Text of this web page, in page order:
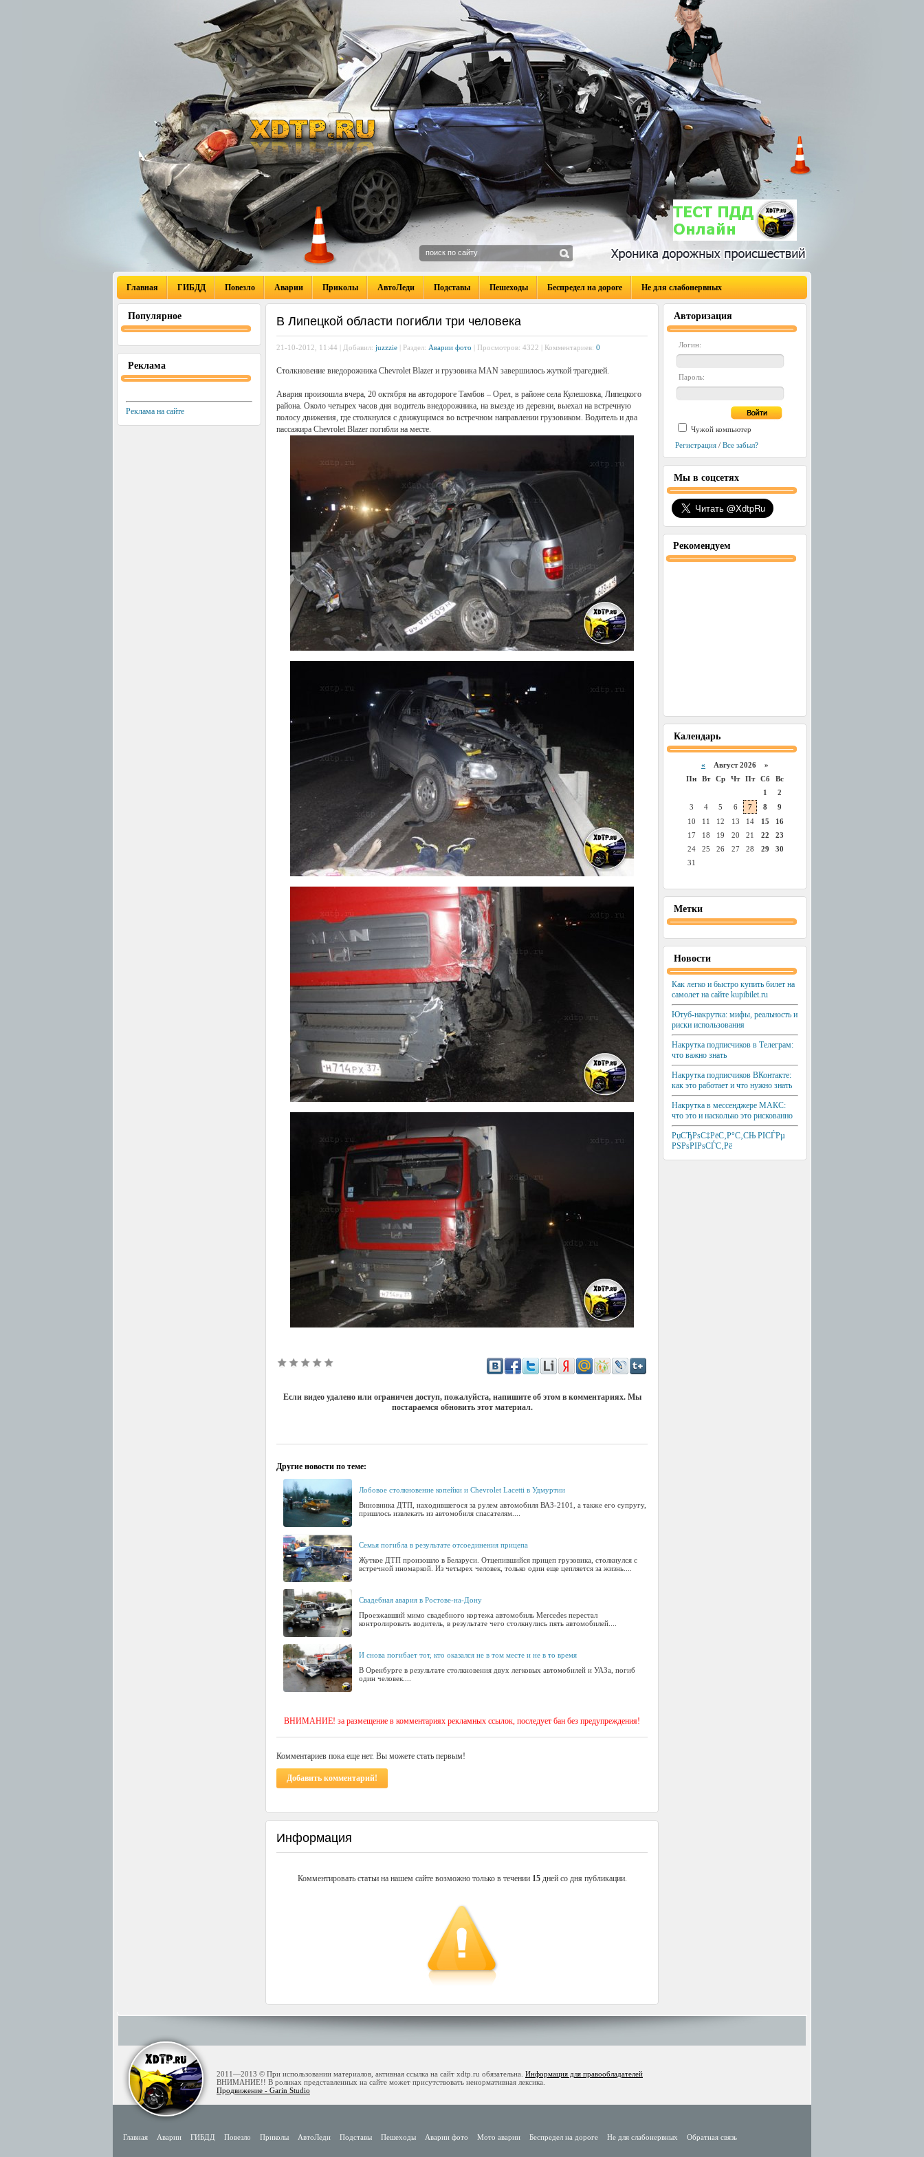
Главная ГИБДД Повезло Аварии Приколы АвтоЛеди Подставы Пешеходы Беспредел на дороге Не для слабонервных
Популярное
Реклама
Реклама на сайте
В Липецкой области погибли три человека
21-10-2012, 11:44 | Добавил: juzzzie | Раздел: Аварии фото | Просмотров: 4322 | Комментариев: 0
Столкновение внедорожника Chevrolet Blazer и грузовика MAN завершилось жуткой трагедией.
Авария произошла вчера, 20 октября на автодороге Тамбов – Орел, в районе села Кулешовка, Липецкого
района. Около четырех часов дня водитель внедорожника, на выезде из деревни, выехал на встречную
полосу движения, где столкнулся с движущимся во встречном направлении грузовиком. Водитель и два
пассажира Chevrolet Blazer погибли на месте.
Если видео удалено или ограничен доступ, пожалуйста, напишите об этом в комментариях. Мы
постараемся обновить этот материал.
Другие новости по теме:
Лобовое столкновение копейки и Chevrolet Lacetti в Удмуртии
Виновника ДТП, находившегося за рулем автомобиля ВАЗ-2101, а также его супругу,
пришлось извлекать из автомобиля спасателям....
Семья погибла в результате отсоединения прицепа
Жуткое ДТП произошло в Беларуси. Отцепившийся прицеп грузовика, столкнулся с
встречной иномаркой. Из четырех человек, только один еще цепляется за жизнь....
Свадебная авария в Ростове-на-Дону
Проезжавший мимо свадебного кортежа автомобиль Mercedes перестал
контролировать водитель, в результате чего столкнулись пять автомобилей....
И снова погибает тот, кто оказался не в том месте и не в то время
В Оренбурге в результате столкновения двух легковых автомобилей и УАЗа, погиб
один человек....
ВНИМАНИЕ! за размещение в комментариях рекламных ссылок, последует бан без предупреждения!
Комментариев пока еще нет. Вы можете стать первым!
Добавить комментарий!
Информация
Комментировать статьи на нашем сайте возможно только в течении 15дней со дня публикации.
Авторизация
Логин:
Пароль:
Чужой компьютер
Регистрация / Все забыл?
Мы в соцсетях
Рекомендуем
Календарь
« Август 2026 »
Пн
Вт Ср Чт Пт Сб
Вс
1
2
3
4 5 6 7 8
9
10
11 12 13 14 15
16
17
18 19 20 21 22
23
24
25 26 27 28 29
30
31
Метки
Новости
Как легко и быстро купить билет на
самолет на сайте kupibilet.ru
Ютуб-накрутка: мифы, реальность и
риски использования
Накрутка подписчиков в Телеграм:
что важно знать
Накрутка подписчиков ВКонтакте:
как это работает и что нужно знать
Накрутка в мессенджере МАКС:
что это и насколько это рискованно
РџСЂРѕС‡РёС‚Р°С‚СЊ РІСЃРµ
РЅРѕРІРѕСЃС‚Рё
2011—2013 © При использовании материалов, активная ссылка на сайт xdtp.ru обязательна. Информация для правообладателей
ВНИМАНИЕ!! В роликах представленных на сайте может присутствовать ненормативная лексика.
Продвижение - Garin Studio
Главная Аварии ГИБДД Повезло Приколы АвтоЛеди Подставы Пешеходы Аварии фото Мото аварии Беспредел на дороге Не для слабонервных Обратная связь